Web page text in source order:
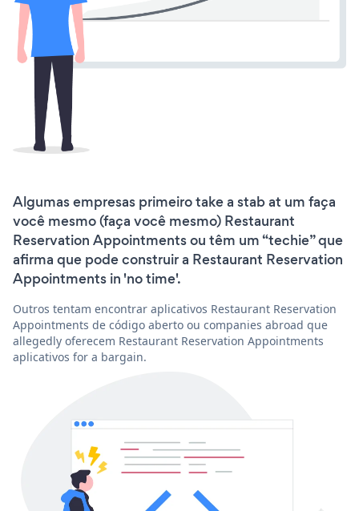
Algumas empresas primeiro take a stab at um faça
você mesmo (faça você mesmo) Restaurant
Reservation Appointments ou têm um “techie” que
afirma que pode construir a Restaurant Reservation
Appointments in 'no time'.
Outros tentam encontrar aplicativos Restaurant Reservation
Appointments de código aberto ou companies abroad que
allegedly oferecem Restaurant Reservation Appointments
aplicativos for a bargain.